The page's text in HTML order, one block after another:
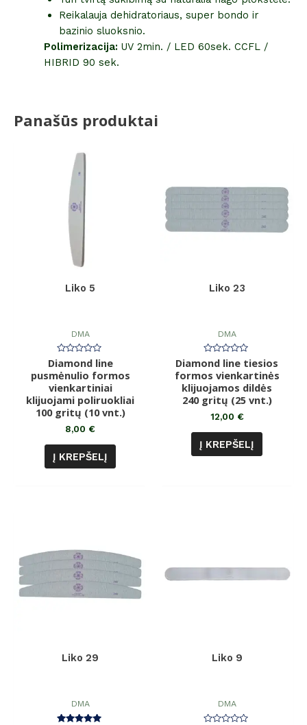
Reikalauja dehidratoriaus, super bondo ir
bazinio sluoksnio.
Polimerizacija: UV 2min. / LED 60sek. CCFL /
HIBRID 90 sek.
Panašūs produktai
Liko 5
DMA
Įvertinimas:
0
iš
5
Diamond line
pusmėnulio formos
vienkartiniai
klijuojami poliruokliai
100 gritų (10 vnt.)
8,00 €
Į KREPŠELĮ
Liko 23
DMA
Įvertinimas:
0
iš
5
Diamond line tiesios
formos vienkartinės
klijuojamos dildės
240 gritų (25 vnt.)
12,00 €
Į KREPŠELĮ
Liko 29
DMA
Liko 9
DMA